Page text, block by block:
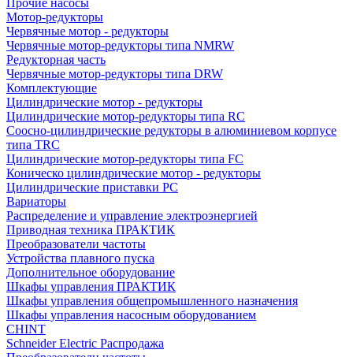
Прочие насосы
Мотор-редукторы
Червячные мотор - редукторы
Червячные мотор-редукторы типа NMRW
Редукторная часть
Червячные мотор-редукторы типа DRW
Комплектующие
Цилиндрические мотор - редукторы
Цилиндрические мотор-редукторы типа RC
Соосно-цилиндрические редукторы в алюминиевом корпусе
типа TRC
Цилиндрические мотор-редукторы типа FC
Коническо цилиндрические мотор - редукторы
Цилиндрические приставки PC
Вариаторы
Распределение и управление электроэнергией
Приводная техника ПРАКТИК
Преобразователи частоты
Устройства плавного пуска
Дополнительное оборудование
Шкафы управления ПРАКТИК
Шкафы управления общепромышленного назначения
Шкафы управления насосным оборудованием
CHINT
Schneider Electric Распродажа